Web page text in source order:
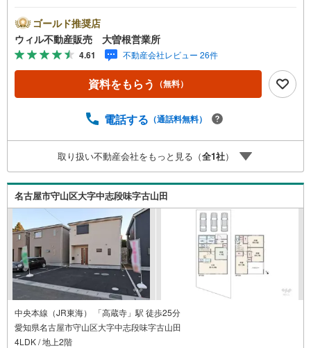
区、守山区の直接のご売却依頼を数多くいただいている不
動産仲介会社です。ネット上で分かる立地環境はもちろ
ん、過去にお任せいただいたお客様に現地の生の声をもと
に住戸環境を提案致します。＼平日のお住まい探しの方へ/
弊社では平日にご内覧・契約など平日にお住まい探しをさ
れるお客様にサービスをご用意しています。＼お仕事で忙
事前にご予約頂きましたら営業時間外でのご内覧もご対応
動産業者間で不動産情報が共有されているので、名古屋市
全域や、その他隣接エリアでもご内覧が可能です！ 【大曽
根営業所】○地下鉄名城線、JR中央線「大曽根」駅徒歩1分
○お子様が遊べるキッズスペースあり○定休日ございません
ゴールド推奨店
ウィル不動産販売 大曽根営業所
4.61 不動産会社レビュー 26件
資料をもらう （無料）
電話する （通話料無料）
取り扱い不動産会社をもっと見る（全1社）
名古屋市守山区大字中志段味字古山田
中央本線（JR東海） 「高蔵寺」駅 徒歩25分
愛知県名古屋市守山区大字中志段味字古山田
4LDK / 地上2階